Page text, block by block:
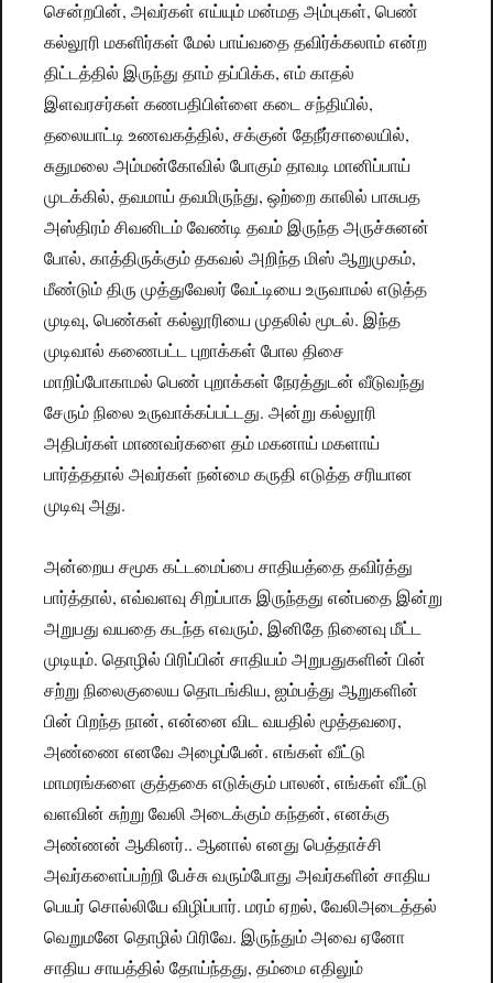
சென்றபின், அவர்கள் எய்யும் மன்மத அம்புகள், பெண்
கல்லூரி மகளிர்கள் மேல் பாய்வதை தவிர்க்கலாம் என்ற
திட்டத்தில் இருந்து தாம் தப்பிக்க, எம் காதல்
இளவரசர்கள் கணபதிபிள்ளை கடை சந்தியில்,
தலையாட்டி உணவகத்தில், சக்குன் தேநீர்சாலையில்,
சுதுமலை அம்மன்கோவில் போகும் தாவடி மானிப்பாய்
முடக்கில், தவமாய் தவமிருந்து, ஒற்றை காலில் பாசுபத
அஸ்திரம் சிவனிடம் வேண்டி தவம் இருந்த அருச்சுனன்
போல், காத்திருக்கும் தகவல் அறிந்த மிஸ் ஆறுமுகம்,
மீண்டும் திரு முத்துவேலர் வேட்டியை உருவாமல் எடுத்த
முடிவு, பெண்கள் கல்லூரியை முதலில் மூடல். இந்த
முடிவால் கணைபட்ட புறாக்கள் போல திசை
மாறிப்போகாமல் பெண் புறாக்கள் நேரத்துடன் வீடுவந்து
சேரும் நிலை உருவாக்கப்பட்டது. அன்று கல்லூரி
அதிபர்கள் மாணவர்களை தம் மகனாய் மகளாய்
பார்த்ததால் அவர்கள் நன்மை கருதி எடுத்த சரியான
முடிவு அது.
அன்றைய சமூக கட்டமைப்பை சாதியத்தை தவிர்த்து
பார்த்தால், எவ்வளவு சிறப்பாக இருந்தது என்பதை இன்று
அறுபது வயதை கடந்த எவரும், இனிதே நினைவு மீட்ட
முடியும். தொழில் பிரிப்பின் சாதியம் அறுபதுகளின் பின்
சற்று நிலைகுலைய தொடங்கிய, ஐம்பத்து ஆறுகளின்
பின் பிறந்த நான், என்னை விட வயதில் மூத்தவரை,
அண்ணை எனவே அழைப்பேன். எங்கள் வீட்டு
மாமரங்களை குத்தகை எடுக்கும் பாலன், எங்கள் வீட்டு
வளவின் சுற்று வேலி அடைக்கும் கந்தன், எனக்கு
அண்ணன் ஆகினர்.. ஆனால் எனது பெத்தாச்சி
அவர்களைப்பற்றி பேச்சு வரும்போது அவர்களின் சாதிய
பெயர் சொல்லியே விழிப்பார். மரம் ஏறல், வேலிஅடைத்தல்
வெறுமனே தொழில் பிரிவே. இருந்தும் அவை ஏனோ
சாதிய சாயத்தில் தோய்ந்தது, தம்மை எதிலும்